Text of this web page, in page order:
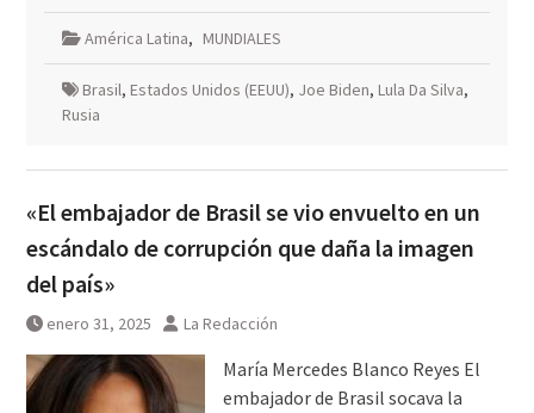
América Latina, MUNDIALES
Brasil, Estados Unidos (EEUU), Joe Biden, Lula Da Silva,
Rusia
«El embajador de Brasil se vio envuelto en un
escándalo de corrupción que daña la imagen
del país»
enero 31, 2025 La Redacción
María Mercedes Blanco Reyes El
embajador de Brasil socava la